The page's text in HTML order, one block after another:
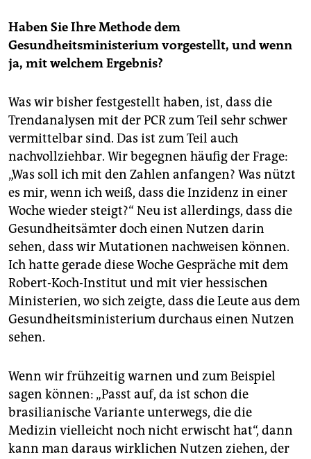
Haben Sie Ihre Methode dem
Gesundheitsministerium vorgestellt, und wenn
ja, mit welchem Ergebnis?
Was wir bisher festgestellt haben, ist, dass die
Trendanalysen mit der PCR zum Teil sehr schwer
vermittelbar sind. Das ist zum Teil auch
nachvollziehbar. Wir begegnen häufig der Frage:
„Was soll ich mit den Zahlen anfangen? Was nützt
es mir, wenn ich weiß, dass die Inzidenz in einer
Woche wieder steigt?“ Neu ist allerdings, dass die
Gesundheitsämter doch einen Nutzen darin
sehen, dass wir Muta­tionen nachweisen können.
Ich hatte gerade diese Woche Gespräche mit dem
Robert-Koch-Institut und mit vier hessischen
Ministerien, wo sich zeigte, dass die Leute aus dem
Gesundheitsministerium durchaus einen Nutzen
sehen.
Wenn wir frühzeitig warnen und zum Beispiel
sagen können: „Passt auf, da ist schon die
brasilianische Variante unterwegs, die die
Medizin vielleicht noch nicht erwischt hat“, dann
kann man daraus wirklichen Nutzen ziehen, der